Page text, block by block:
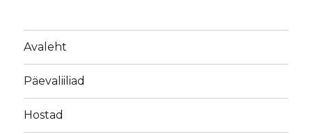
Avaleht
Päevaliiliad
Hostad